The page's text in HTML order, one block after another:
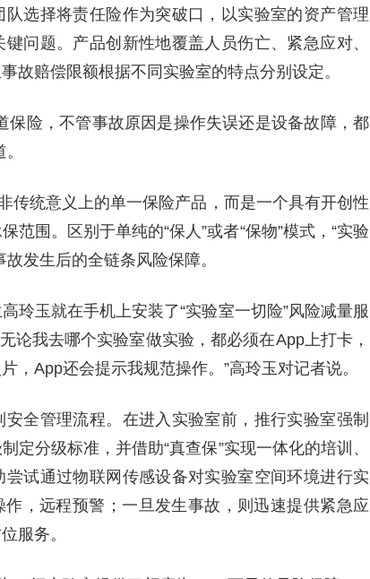
选择将责任险作为突破口，以实验室的资产管理
问题。产品创新性地覆盖人员伤亡、紧急应对、
故赔偿限额根据不同实验室的特点分别设定。
保险，不管事故原因是操作失误还是设备故障，都
传统意义上的单一保险产品，而是一个具有开创性
范围。区别于单纯的“保人”或者“保物”模式，“实验
发生后的全链条风险保障。
玲玉就在手机上安装了“实验室一切险”风险减量服
论我去哪个实验室做实验，都必须在App上打卡，
，App还会提示我规范操作。”高玲玉对记者说。
全管理流程。在进入实验室前，推行实验室强制
定分级标准，并借助“真查保”实现一体化的培训、
试通过物联网传感设备对实验室空间环境进行实
，远程预警；一旦发生事故，则迅速提供紧急应
服务。